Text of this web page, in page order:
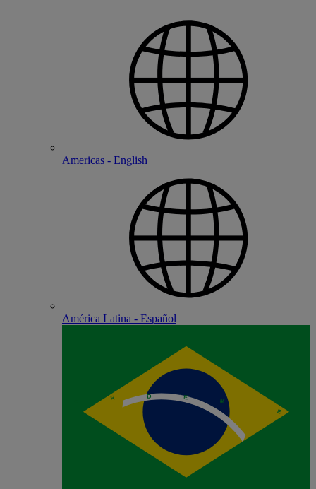
Americas - English
América Latina - Español